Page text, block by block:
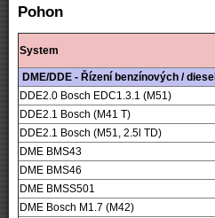
Pohon
System
DME/DDE - Řízení benzínových /
DDE2.0 Bosch EDC1.3.1 (M51)
DDE2.1 Bosch (M41 T)
DDE2.1 Bosch (M51, 2.5l TD)
DME BMS43
DME BMS46
DME BMSS501
DME Bosch M1.7 (M42)